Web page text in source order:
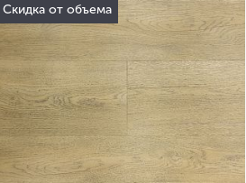
Скидка от объема